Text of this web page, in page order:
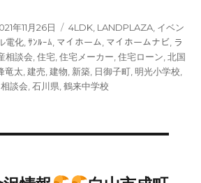
:
年11月26日
タ
グ
4LDK LANDPLAZA イベン
電化 ,ｻﾝﾙｰﾑ マイホーム マイホームナビ ラ
相談会 ,住宅 ,住宅メーカー ,住宅ローン ,北国
竜太 ,建売 ,建物 新築 日御子町 ,明光小学校
,相談会 ,石川県 ,鶴来中学校